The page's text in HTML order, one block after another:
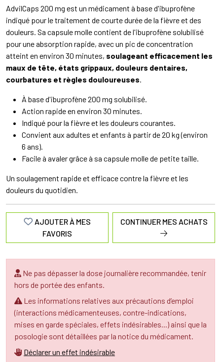
AdvilCaps 200 mg est un médicament à base d'ibuprofène
indiqué pour le traitement de courte durée de la fièvre et des
douleurs. Sa capsule molle contient de l'ibuprofène solubilisé
pour une absorption rapide, avec un pic de concentration
atteint en environ 30 minutes, soulageant efficacement les
maux de tête, états grippaux, douleurs dentaires,
courbatures et règles douloureuses.
À base d'ibuprofène 200 mg solubilisé.
Action rapide en environ 30 minutes.
Indiqué pour la fièvre et les douleurs courantes.
Convient aux adultes et enfants à partir de 20 kg (environ
6 ans).
Facile à avaler grâce à sa capsule molle de petite taille.
Un soulagement rapide et efficace contre la fièvre et les
douleurs du quotidien.
AJOUTER À MES
FAVORIS
CONTINUER MES ACHATS
Ne pas dépasser la dose journalière recommandée, tenir
hors de portée des enfants.
Les informations relatives aux précautions d’emploi
(interactions médicamenteuses, contre-indications,
mises en garde spéciales, effets indésirables...) ainsi que la
posologie sont détaillées par la notice du médicament.
Déclarer un effet indésirable